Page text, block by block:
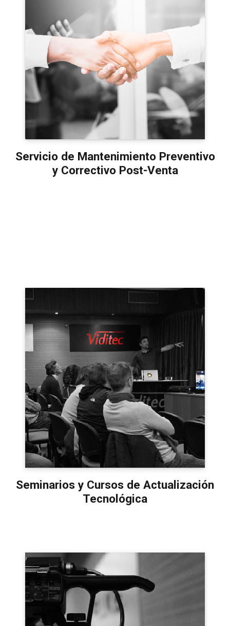
Servicio de Mantenimiento Preventivo
y Correctivo Post-Venta
Seminarios y Cursos de Actualización
Tecnológica